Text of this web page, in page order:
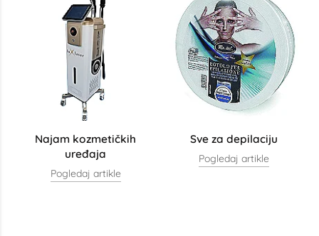
Najam kozmetičkih
uređaja
Pogledaj artikle
Sve za depilaciju
Pogledaj artikle